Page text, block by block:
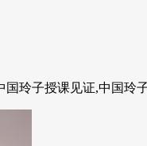
玲子授课见证,中国玲